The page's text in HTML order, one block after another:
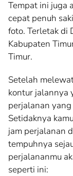
Tempat ini juga
cepat penuh
foto. Terletak di
Kabupaten
Timur.
Setelah
kontur jalannya
perjalanan
Setidaknya
jam perjalanan
tempuhnya
perjalananmu
seperti ini: